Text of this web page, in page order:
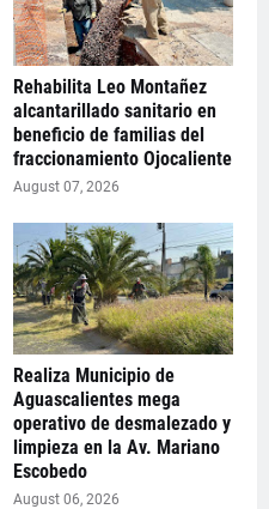
Rehabilita Leo Montañez
alcantarillado sanitario en
beneficio de familias del
fraccionamiento Ojocaliente
August 07, 2026
Realiza Municipio de
Aguascalientes mega
operativo de desmalezado y
limpieza en la Av. Mariano
Escobedo
August 06, 2026